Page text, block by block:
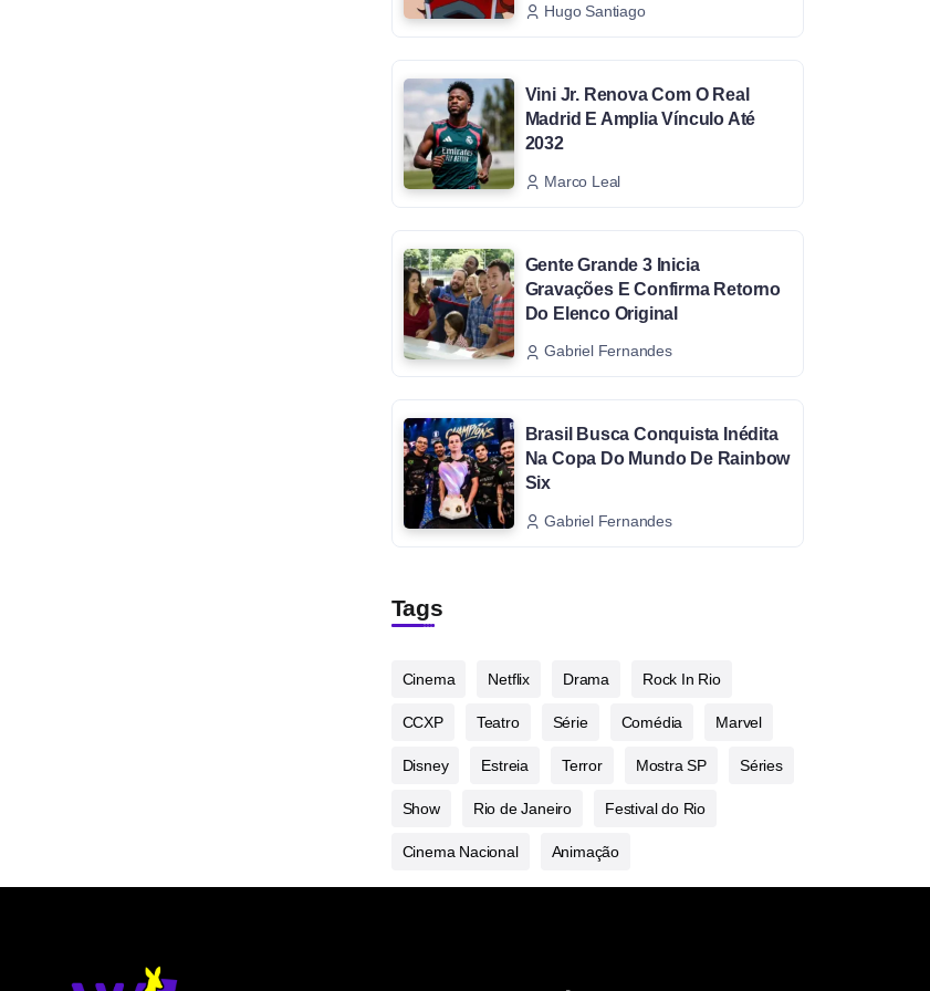
Hugo Santiago
Vini Jr. Renova Com O Real
Madrid E Amplia Vínculo Até
2032
Marco Leal
Gente Grande 3 Inicia
Gravações E Confirma Retorno
Do Elenco Original
Gabriel Fernandes
Brasil Busca Conquista Inédita
Na Copa Do Mundo De Rainbow
Six
Gabriel Fernandes
Tags
Cinema Netflix Drama Rock In Rio
CCXP Teatro Série Comédia Marvel
Disney Estreia Terror Mostra SP Séries
Show Rio de Janeiro Festival do Rio
Cinema Nacional Animação